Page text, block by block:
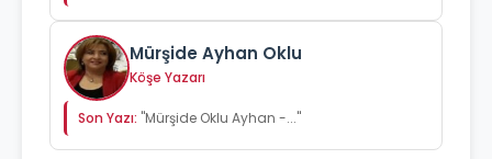
Mürşide Ayhan Oklu
Köşe Yazarı
Son Yazı: "Mürşide Oklu Ayhan -..."